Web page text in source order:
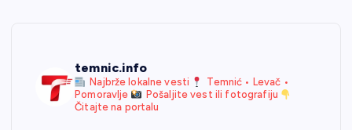
temnic.info
Najbrže lokalne vesti
Temnić • Levač •
Pomoravlje
Pošaljite vest ili fotografiju
Čitajte na portalu